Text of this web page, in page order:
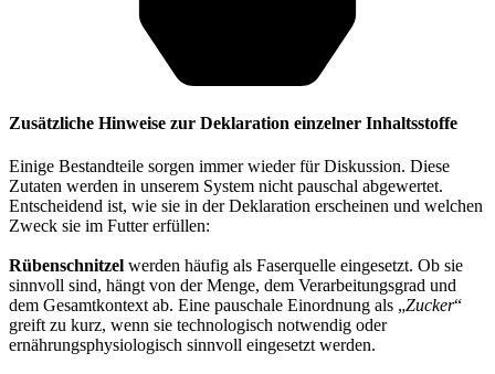
Zusätzliche Hinweise zur Deklaration einzelner Inhaltsstoffe
Einige Bestandteile sorgen immer wieder für Diskussion. Diese
Zutaten werden in unserem System nicht pauschal abgewertet.
Entscheidend ist, wie sie in der Deklaration erscheinen und welchen
Zweck sie im Futter erfüllen:
Rübenschnitzel werden häufig als Faserquelle eingesetzt. Ob sie
sinnvoll sind, hängt von der Menge, dem Verarbeitungsgrad und
dem Gesamtkontext ab. Eine pauschale Einordnung als „Zucker“
greift zu kurz, wenn sie technologisch notwendig oder
ernährungsphysiologisch sinnvoll eingesetzt werden.